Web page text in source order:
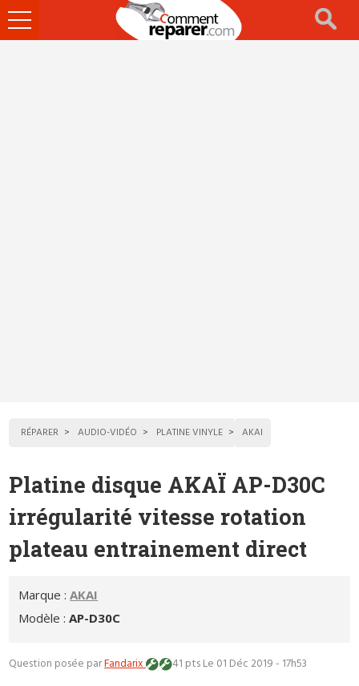
Ouvrir
le
RÉPARER AUDIO-VIDÉO PLATINE VINYLE AKAI
Platine disque AKAÏ AP-D30C
irrégularité vitesse rotation
plateau entrainement direct
Marque :AKAI
Modèle :AP-D30C
Question posée parFandarix 41 ptsLe 01 Déc 2019 - 17h53